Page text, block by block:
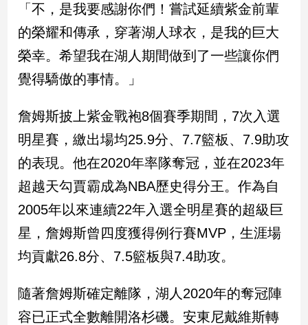
會/
地
方
新
冠
專
區
南
台
觀
點
南
台
灣
「不，是我要感謝你們！嘗試延續紫金前輩
的榮耀和傳承，穿著湖人球衣，是我的巨大
榮幸。希望我在湖人期間做到了一些讓你們
覺得驕傲的事情。」
詹姆斯披上紫金戰袍8個賽季期間，7次入選
明星賽，繳出場均25.9分、7.7籃板、7.9助攻
的表現。他在2020年率隊奪冠，並在2023年
超越天勾賈霸成為NBA歷史得分王。作為自
2005年以來連續22年入選全明星賽的超級巨
星，詹姆斯曾四度獲得例行賽MVP，生涯場
均貢獻26.8分、7.5籃板與7.4助攻。
隨著詹姆斯確定離隊，湖人2020年的奪冠陣
容已正式全數離開洛杉磯。安東尼戴維斯轉